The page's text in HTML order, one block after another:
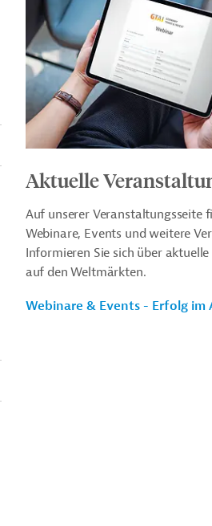
Aktuelle
Auf unserer Veranstaltungsseite
Webinare, Events und weitere
Informieren Sie sich über
auf den Weltmärkten.
Webinare & Events - Erfolg im